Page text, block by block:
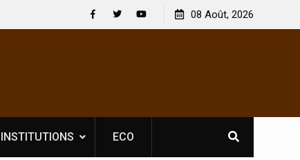
Jahboy se
[France-Présidentielle 2027] Les enjeux de
souveraineté démocratique sévèrement
08 Août, 2026
INSTITUTIONS ECO